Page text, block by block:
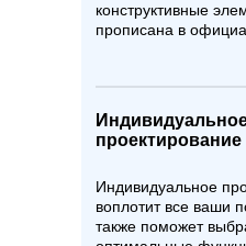
проектирование
конструктивные
прописана в
Индивидуальное
воплотит все ваши
также поможет